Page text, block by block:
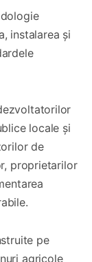
instalarea și
locale și
de
proprietarilor
pe
agricole